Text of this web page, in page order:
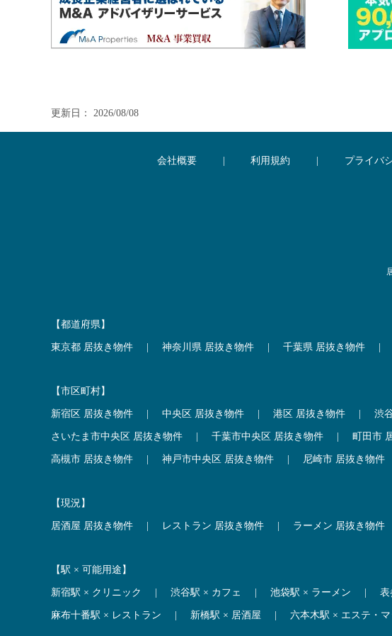
更新日： 2026/08/08
会社概要 利用規約 プライバ
【都道府県】
東京都 居抜き物件 神奈川県 居抜き物件 千葉県 居抜き物件
【市区町村】
新宿区 居抜き物件 中央区 居抜き物件 港区 居抜き物件 渋
さいたま市中央区 居抜き物件 千葉市中央区 居抜き物件 町田市
高槻市 居抜き物件 神戸市中央区 居抜き物件 尼崎市 居抜き物件
【現況】
居酒屋 居抜き物件 レストラン 居抜き物件 ラーメン 居抜き物件
【駅 × 可能用途】
新宿駅 × クリニック 渋谷駅 × カフェ 池袋駅 × ラーメン 表
麻布十番駅 × レストラン 新橋駅 × 居酒屋 六本木駅 × エステ・